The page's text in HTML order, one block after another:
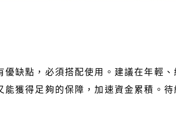
缺點，必須搭配使用。建議在年輕
獲得足夠的保障，加速資金累積。